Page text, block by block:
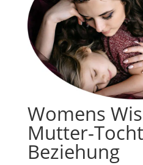
Womens
Mutter-
Beziehung